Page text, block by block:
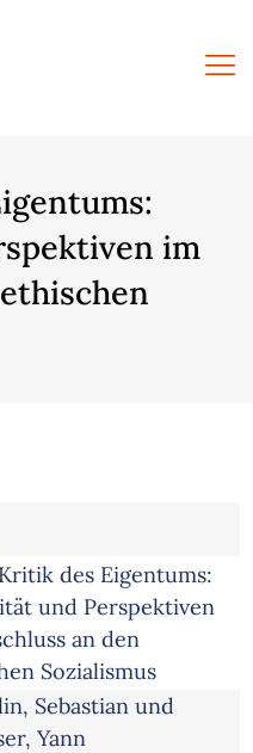
im
des Eigentums:
und Perspektiven
an den
Sozialismus
Sebastian und
Yann